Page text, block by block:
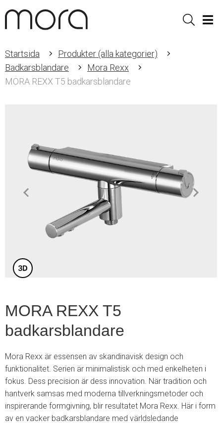
Sök
Startsida
Produkter (alla kategorier)
Badkarsblandare
Mora Rexx
MORA REXX T5 badkarsblandare
MORA REXX T5
badkarsblandare
Mora Rexx är essensen av skandinavisk design och
funktionalitet. Serien är minimalistisk och med enkelheten i
fokus. Dess precision är dess innovation. När tradition och
hantverk samsas med moderna tillverkningsmetoder och
inspirerande formgivning, blir resultatet Mora Rexx. Här i form
av en vacker badkarsblandare med världsledande